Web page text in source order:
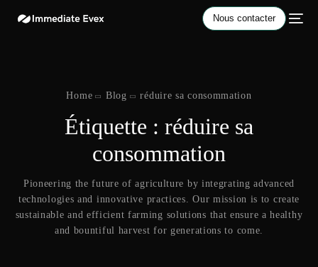
Nous contacter
Home Blog réduire sa consommation
Étiquette : réduire sa
consommation
Pioneering the future of agriculture by integrating advanced
technologies and innovative practices. Our mission is to create
sustainable and efficient farming solutions that ensure a healthy
and bountiful harvest for generations to come.